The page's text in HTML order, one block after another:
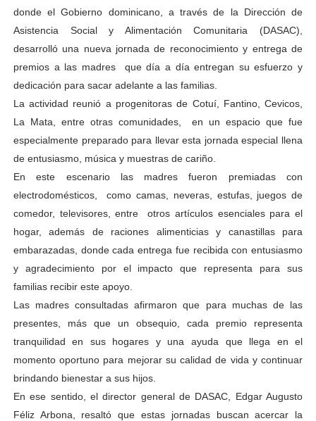
donde el Gobierno dominicano, a través de la Dirección de
Asistencia Social y Alimentación Comunitaria (DASAC),
desarrolló una nueva jornada de reconocimiento y entrega de
premios a las madres que día a día entregan su esfuerzo y
dedicación para sacar adelante a las familias.
La actividad reunió a progenitoras de Cotuí, Fantino, Cevicos,
La Mata, entre otras comunidades, en un espacio que fue
especialmente preparado para llevar esta jornada especial llena
de entusiasmo, música y muestras de cariño.
En este escenario las madres fueron premiadas con
electrodomésticos, como camas, neveras, estufas, juegos de
comedor, televisores, entre otros artículos esenciales para el
hogar, además de raciones alimenticias y canastillas para
embarazadas, donde cada entrega fue recibida con entusiasmo
y agradecimiento por el impacto que representa para sus
familias recibir este apoyo.
Las madres consultadas afirmaron que para muchas de las
presentes, más que un obsequio, cada premio representa
tranquilidad en sus hogares y una ayuda que llega en el
momento oportuno para mejorar su calidad de vida y continuar
brindando bienestar a sus hijos.
En ese sentido, el director general de DASAC, Edgar Augusto
Féliz Arbona, resaltó que estas jornadas buscan acercar la